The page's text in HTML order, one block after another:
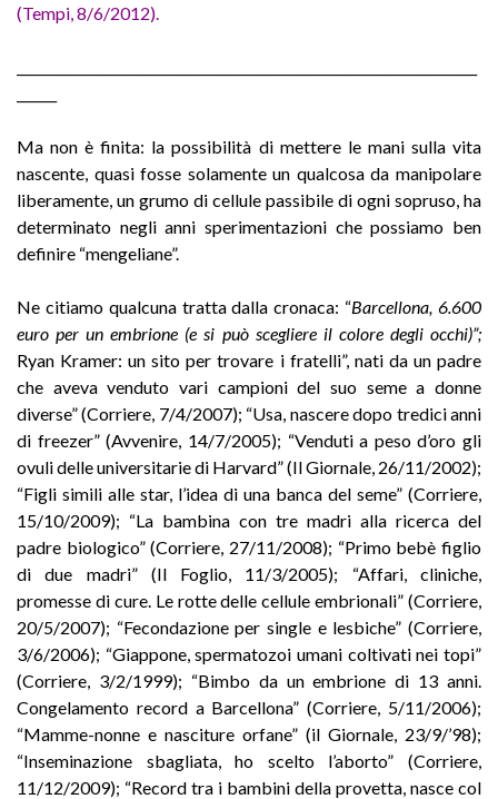
(Tempi, 8/6/2012).
Ma non è finita: la possibilità di mettere le mani sulla vita
nascente, quasi fosse solamente un qualcosa da manipolare
liberamente, un grumo di cellule passibile di ogni sopruso, ha
determinato negli anni sperimentazioni che possiamo ben
definire “mengeliane”.
Ne citiamo qualcuna tratta dalla cronaca: “Barcellona, 6.600
euro per un embrione (e si può scegliere il colore degli occhi)”;
Ryan Kramer: un sito per trovare i fratelli”, nati da un padre
che aveva venduto vari campioni del suo seme a donne
diverse” (Corriere, 7/4/2007); “Usa, nascere dopo tredici anni
di freezer” (Avvenire, 14/7/2005); “Venduti a peso d’oro gli
ovuli delle universitarie di Harvard” (Il Giornale, 26/11/2002);
“Figli simili alle star, l’idea di una banca del seme” (Corriere,
15/10/2009); “La bambina con tre madri alla ricerca del
padre biologico” (Corriere, 27/11/2008); “Primo bebè figlio
di due madri” (Il Foglio, 11/3/2005); “Affari, cliniche,
promesse di cure. Le rotte delle cellule embrionali” (Corriere,
20/5/2007); “Fecondazione per single e lesbiche” (Corriere,
3/6/2006); “Giappone, spermatozoi umani coltivati nei topi”
(Corriere, 3/2/1999); “Bimbo da un embrione di 13 anni.
Congelamento record a Barcellona” (Corriere, 5/11/2006);
“Mamme-nonne e nasciture orfane” (il Giornale, 23/9/’98);
“Inseminazione sbagliata, ho scelto l’aborto” (Corriere,
11/12/2009); “Record tra i bambini della provetta, nasce col